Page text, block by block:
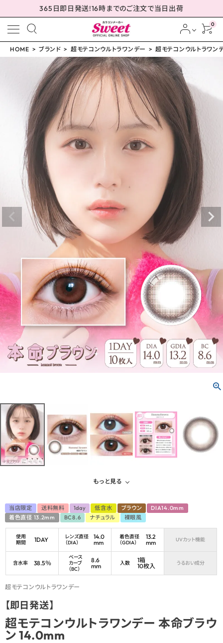
365日即日発送!16時までのご注文で当日出荷
0
meeting_room ログイン person 会員登録
超モテコンウルトラワン
デー 本命ブラウン 14.0
1,650(税込)
配送方法について
お支払い方法について
お買い物ガイド
お問い合わせ
よくあるご質問
HOME ブランド 超モテコンウルトラワンデー 超モテコンウルトラワン
もっと見る
当店限定 送料無料 1day 低含水 ブラウン
DIA14.0mm
着色直径 13.2mm
BC8.6 ナチュラル 裸眼風
使用
期間
1DAY
レンズ直径
（DIA）
14.0
mm
着色直径
（GDIA）
13.2
mm
UVカット機能
含水率 38.5％
ベース
カーブ
（BC）
8.6
mm
入数
1箱
10枚入
うるおい成分
超モテコンウルトラワンデー
【即日発送】
超モテコンウルトラワンデー 本命ブラウ
ン 14.0mm